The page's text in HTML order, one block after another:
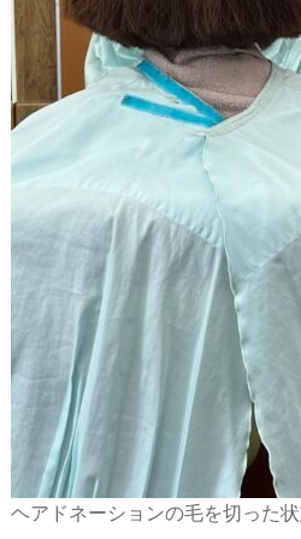
ヘアドネーションの毛を切った